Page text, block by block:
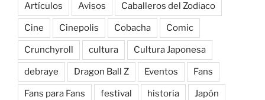
Artículos Avisos Caballeros del Zodiaco
Cine Cinepolis Cobacha Comic
Crunchyroll cultura Cultura Japonesa
debraye Dragon Ball Z Eventos Fans
Fans para Fans festival historia Japón